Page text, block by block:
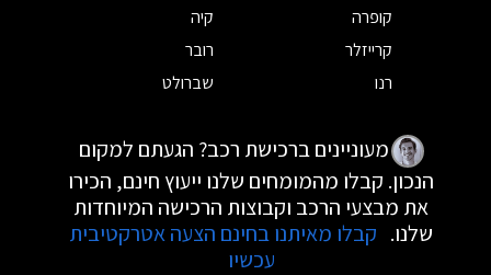
קופרה
קיה
קרייזלר
רובר
רנו
שברולט
מעוניינים ברכישת רכב? הגעתם למקום
הנכון. קבלו מהמומחים שלנו ייעוץ חינם, הכירו
את מבצעי הרכב וקבוצות הרכישה המיוחדות
שלנו. קבלו מאיתנו בחינם הצעה אטרקטיבית
עכשיו